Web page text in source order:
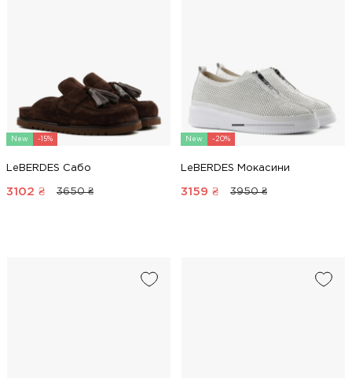
New -15%
LeBERDES Сабо
3102 ₴ 3650 ₴
New -20%
LeBERDES Мокасини
3159 ₴ 3950 ₴